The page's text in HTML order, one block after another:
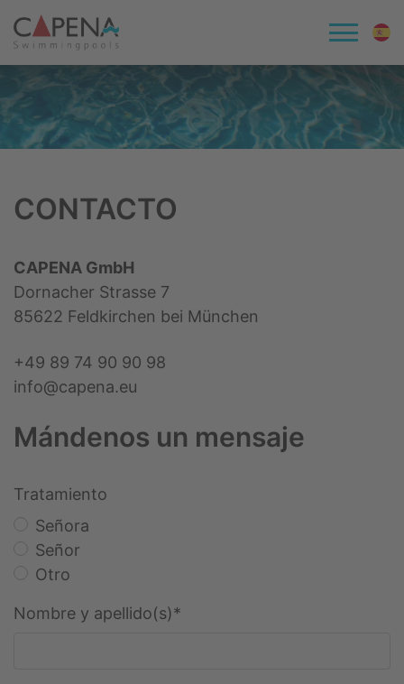
CONTACTO
CAPENA GmbH
Dornacher Strasse 7
85622 Feldkirchen bei München
+49 89 74 90 90 98
info@capena.eu
Mándenos un mensaje
Tratamiento
Señora
Señor
Otro
Campo
Nombre y apellido(s)*